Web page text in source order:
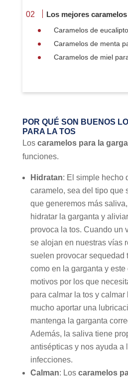
Los mejores
Caramelos de
Caramelos de menta
Caramelos de miel
POR QUÉ SON BUENOS
PARA LA TOS
Los caramelos para la
funciones.
Hidratan: El simple hecho
caramelo, sea del tipo que
que generemos más
hidratar la garganta y
provoca la tos. Cuando un
se alojan en nuestras vías
suelen provocar sequedad
como en la garganta y
motivos por los que
para calmar la tos y
mucho aportar una
mantenga la garganta
Además, la saliva tiene
antisépticas y nos ayuda a
infecciones.
Calman: Los caramelos